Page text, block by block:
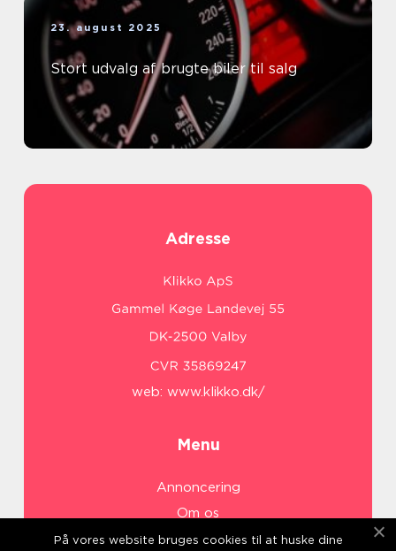
23. august 2025
Stort udvalg af brugte biler til salg
Adresse
web: www.klikko.dk/
Menu
Annoncering
Om os
Cookies
På vores website bruges cookies til at huske dine